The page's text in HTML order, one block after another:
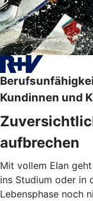
Kundinnen und
aufbrechen
Mit vollem Elan
ins Studium oder in
Lebensphase noch